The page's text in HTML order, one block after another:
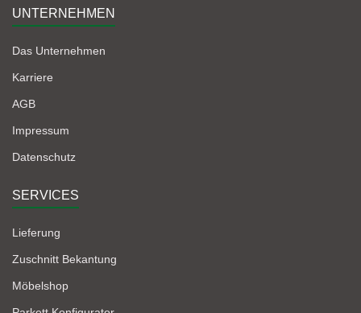
UNTERNEHMEN
Das Unternehmen
Karriere
AGB
Impressum
Datenschutz
SERVICES
Lieferung
Zuschnitt Bekantung
Möbelshop